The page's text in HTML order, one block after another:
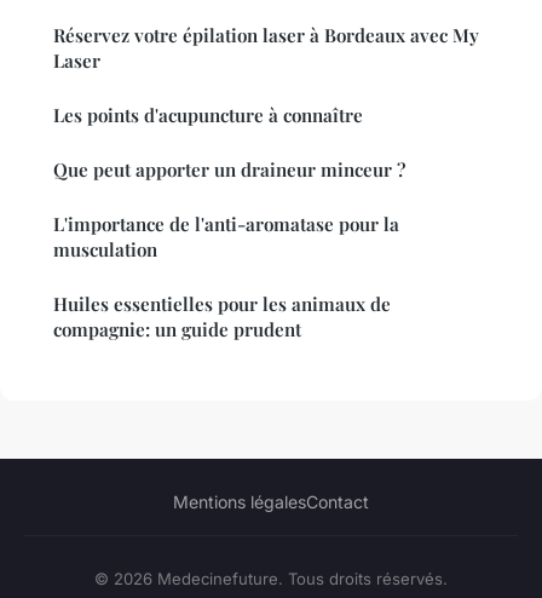
Réservez votre épilation laser à Bordeaux avec My
Laser
Les points d'acupuncture à connaître
Que peut apporter un draineur minceur ?
L'importance de l'anti-aromatase pour la
musculation
Huiles essentielles pour les animaux de
compagnie: un guide prudent
Mentions légalesContact
© 2026 Medecinefuture. Tous droits réservés.